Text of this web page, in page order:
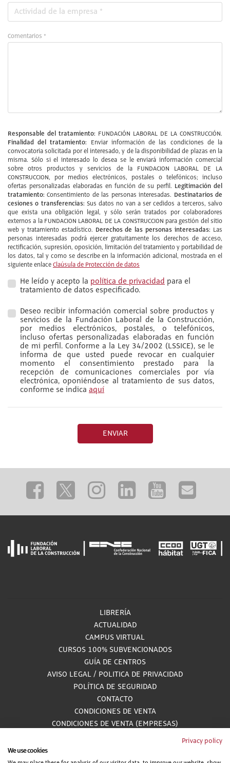
Comentarios *
Responsable del tratamiento: FUNDACIÓN LABORAL DE LA CONSTRUCCIÓN.
Finalidad del tratamiento:
Enviar información de las condiciones de la
convocatoria solicitada por el interesado, y de la disponibilidad de plazas en la
misma. Sólo si el interesado lo desea se le enviará información comercial
sobre otros productos y servicios de la FUNDACION LABORAL DE LA
CONSTRUCCION, por medios electrónicos, postales o telefónicos; incluso
ofertas personalizadas elaboradas en función de su perfil. Legitimación del
tratamiento: Consentimiento de las personas interesadas. Destinatarios de
cesiones o transferencias: Sus datos no van a ser cedidos a terceros, salvo
que exista una obligación legal, y sólo serán tratados por colaboradores
externos a la FUNDACION LABORAL DE LA CONSTRUCCION para gestión del sitio
web y tratamiento estadístico. Derechos de las personas interesadas: Las
personas interesadas podrá ejercer gratuitamente los derechos de acceso,
rectificación, supresión, oposición, limitación del tratamiento y portabilidad de
los datos, tal y como se describe en la información adicional, mostrada en el
siguiente enlace Claúsula de Protección de datos
He leído y acepto la política de privacidad para el
tratamiento de datos especificado.
Deseo recibir información comercial sobre productos y
servicios de la Fundación Laboral de la Construcción,
por medios electrónicos, postales, o telefónicos,
incluso ofertas personalizadas elaboradas en función
de mi perfil. Conforme a la Ley 34/2002 (LSSICE), se le
informa de que usted puede revocar en cualquier
momento el consentimiento prestado para la
recepción de comunicaciones comerciales por vía
electrónica, oponiéndose al tratamiento de sus datos,
conforme se indica aquí
ENVIAR
LIBRERÍA
ACTUALIDAD
CAMPUS VIRTUAL
CURSOS 100% SUBVENCIONADOS
GUÍA DE CENTROS
AVISO LEGAL / POLITICA DE PRIVACIDAD
POLÍTICA DE SEGURIDAD
CONTACTO
CONDICIONES DE VENTA
CONDICIONES DE VENTA (EMPRESAS)
ALCANCE GESTIÓN DE DOCUMENTACIÓN
Privacy policy
We use cookies